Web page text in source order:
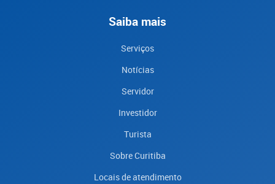
Saiba mais
Serviços
Notícias
Servidor
Investidor
Turista
Sobre Curitiba
Locais de atendimento